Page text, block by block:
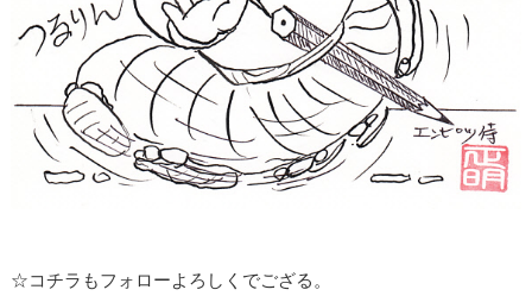
☆コチラもフォローよろしくでござる。